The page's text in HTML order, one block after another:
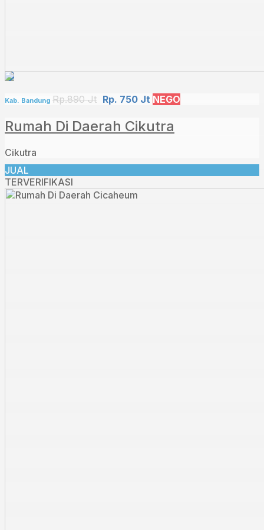
Kab. Bandung Rp.890 Jt Rp. 750 Jt NEGO
Rumah Di Daerah Cikutra
Cikutra
JUAL
TERVERIFIKASI